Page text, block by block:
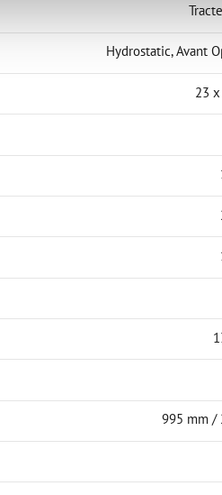
Hydrostatic, Avant
23
995 mm /